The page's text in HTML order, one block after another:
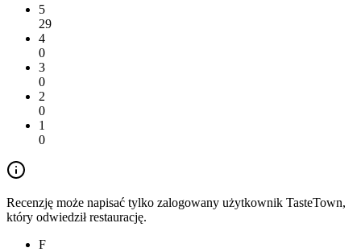
5
29
4
0
3
0
2
0
1
0
Recenzję może napisać tylko zalogowany użytkownik TasteTown,
który odwiedził restaurację.
F